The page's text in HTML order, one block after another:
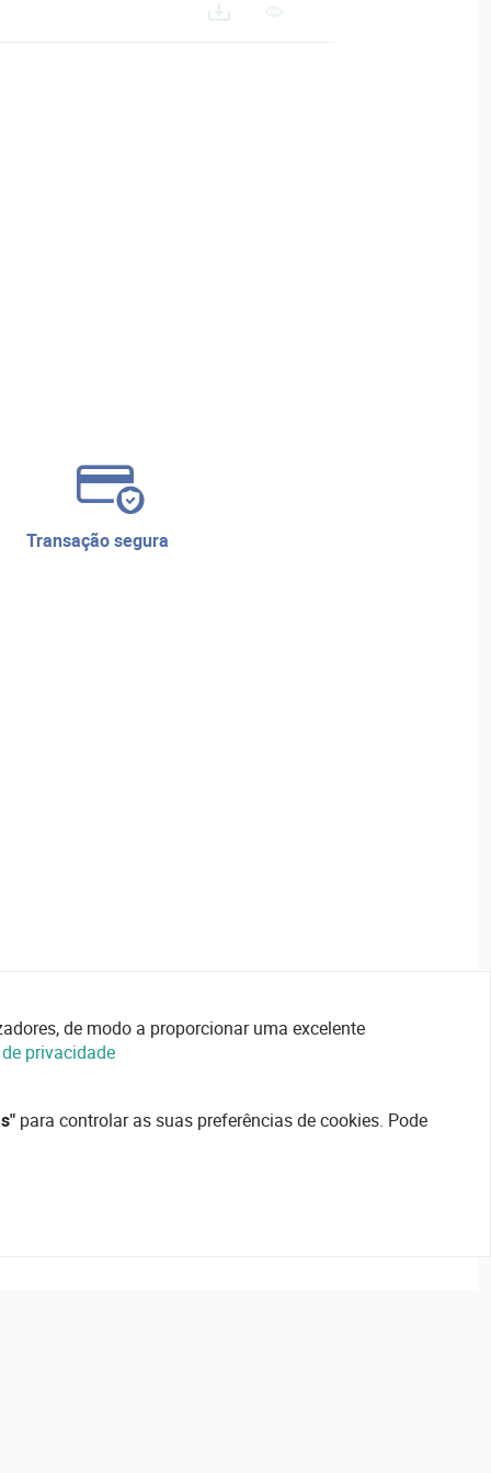
transação segura
de modo a proporcionar uma excelente
privacidade
para controlar as suas preferências de cookies. Pode